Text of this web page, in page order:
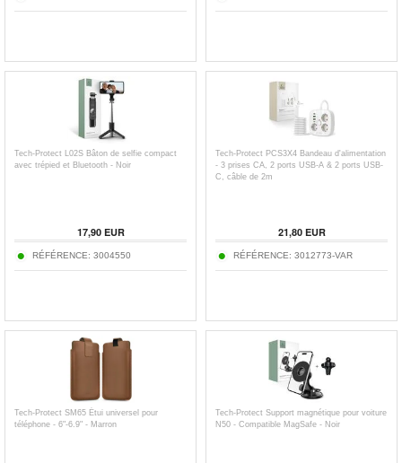
Tech-Protect L02S Bâton de selfie compact
avec trépied et Bluetooth - Noir
17,90EUR
RÉFÉRENCE: 3004550
Tech-Protect PCS3X4 Bandeau d'alimentation
- 3 prises CA, 2 ports USB-A & 2 ports USB-
C, câble de 2m
21,80EUR
RÉFÉRENCE: 3012773-VAR
Tech-Protect SM65 Étui universel pour
téléphone - 6"-6.9" - Marron
Tech-Protect Support magnétique pour voiture
N50 - Compatible MagSafe - Noir